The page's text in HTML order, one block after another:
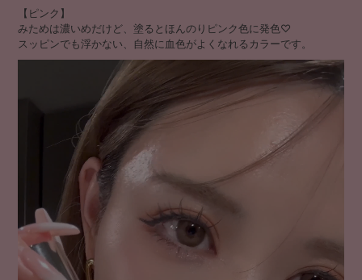
【ピンク】
みためは濃いめだけど、塗るとほんのりピンク色に発色♡
スッピンでも浮かない、自然に血色がよくなれるカラーです。